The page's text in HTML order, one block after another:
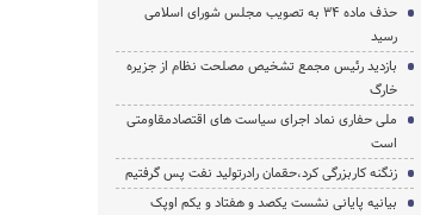
حذف ماده 34 به تصویب مجلس شورای اسلامی
رسید
بازدید رئیس مجمع تشخیص مصلحت نظام از جزیره
خارگ
ملی حفاری نماد اجرای سیاست های اقتصادمقاومتی
است
زنگنه کاربزرگی کرد،حق‎مان رادرتولید نفت پس گرفتیم
بیانیه پایانی نشست یکصد و هفتاد و یکم اوپک